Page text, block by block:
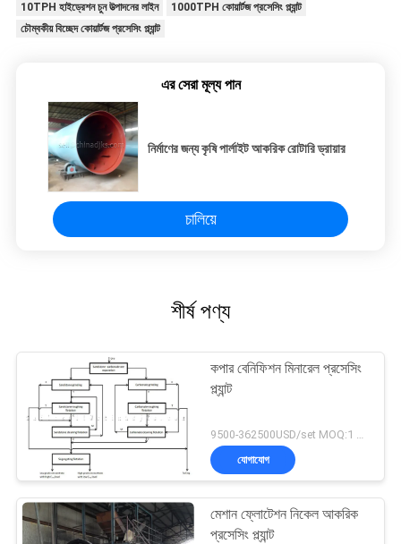
10TPH হাইড্রেশন চুন উত্পাদনের লাইন
1000TPH কোয়ার্টজ প্রসেসিং প্ল্যান্ট
চৌম্বকীয় বিচ্ছেদ কোয়ার্টজ প্রসেসিং প্ল্যান্ট
এর সেরা মূল্য পান
নির্মাণের জন্য কৃষি পার্লাইট আকরিক রোটারি ড্রায়ার
চালিয়ে
শীর্ষ পণ্য
কপার বেনিফিশন মিনারেল প্রসেসিং
প্ল্যান্ট
যোগাযোগ
মেশান ফ্লোটেশন নিকেল আকরিক
প্রসেসিং প্ল্যান্ট